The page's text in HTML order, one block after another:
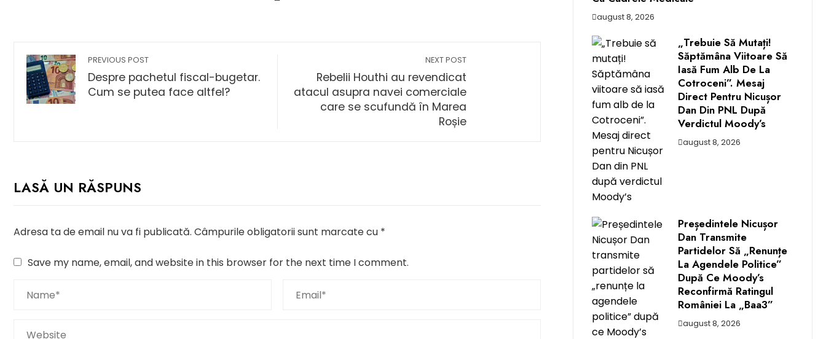
PREVIOUS POST
Despre pachetul fiscal-bugetar.
Cum se putea face altfel?
NEXT POST
Rebelii Houthi au revendicat
atacul asupra navei comerciale
care se scufundă în Marea
Roșie
LASĂ UN RĂSPUNS
Adresa ta de email nu va fi publicată. Câmpurile obligatorii sunt marcate cu *
Save my name, email, and website in this browser for the next time I comment.
august 8, 2026
„Trebuie Să Mutați!
Săptămâna Viitoare Să
Iasă Fum Alb De La
Cotroceni”. Mesaj
Direct Pentru Nicușor
Dan Din PNL După
Verdictul Moody’s
august 8, 2026
Președintele Nicușor
Dan Transmite
Partidelor Să „renunțe
La Agendele Politice”
După Ce Moody’s
Reconfirmă Ratingul
României La „Baa3”
august 8, 2026